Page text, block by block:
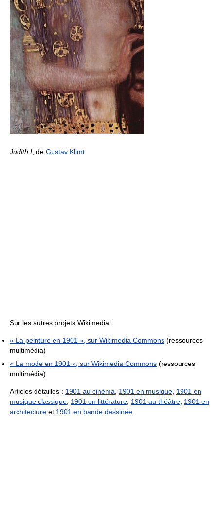
Judith I , de Gustav Klimt
Sur les autres projets Wikimedia :
« La peinture en 1901 », sur Wikimedia Commons (ressources
multimédia)
« La mode en 1901 », sur Wikimedia Commons (ressources
multimédia)
Articles détaillés : 1901 au cinéma 1901 en musique 1901 en
musique classique 1901 en littérature 1901 au théâtre 1901 en
architecture et 1901 en bande dessinée